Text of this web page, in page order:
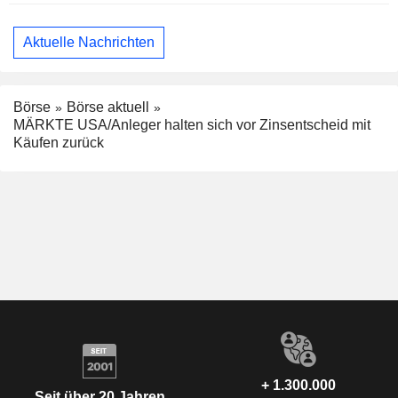
Aktuelle Nachrichten
Börse
Börse aktuell
MÄRKTE USA/Anleger halten sich vor Zinsentscheid mit
Käufen zurück
+ 1.300.000